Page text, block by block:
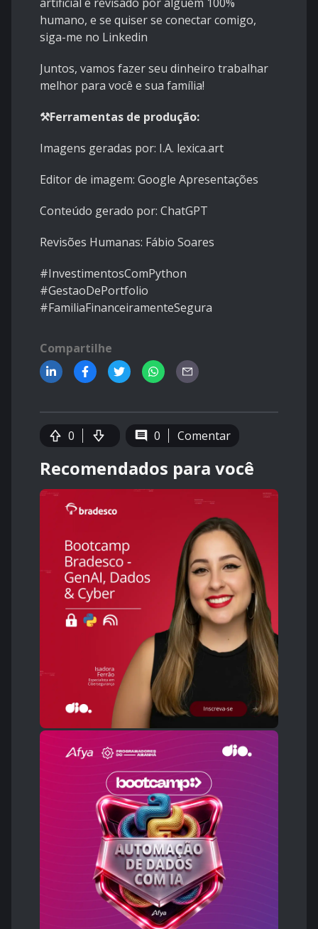
humano, e se quiser se conectar comigo,
siga-me no Linke din
Juntos, vamos fazer seu dinheiro trabalhar
melhor para você e sua família!
⚒️Ferramentas de produção:
Imagens geradas por: I.A. lexica.art
Editor de imagem: Google Apresentações
Conteúdo gerado por: ChatGPT
Revisões Humanas: Fábio Soares
#InvestimentosComPython
#GestaoDePortfolio
#FamiliaFinanceiramenteSegura
Compartilhe
0 0 Comentar
Recomendados para você